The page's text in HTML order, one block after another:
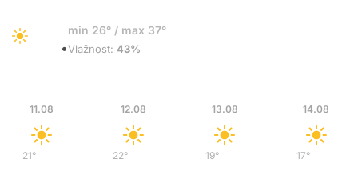
min 26° / max 37°
•Vlažnost: 43%
11.08
21°/
12.08
22°
13.08
19°/
14.08
17°